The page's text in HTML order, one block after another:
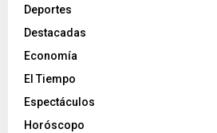
Deportes
Destacadas
Economía
El Tiempo
Espectáculos
Horóscopo